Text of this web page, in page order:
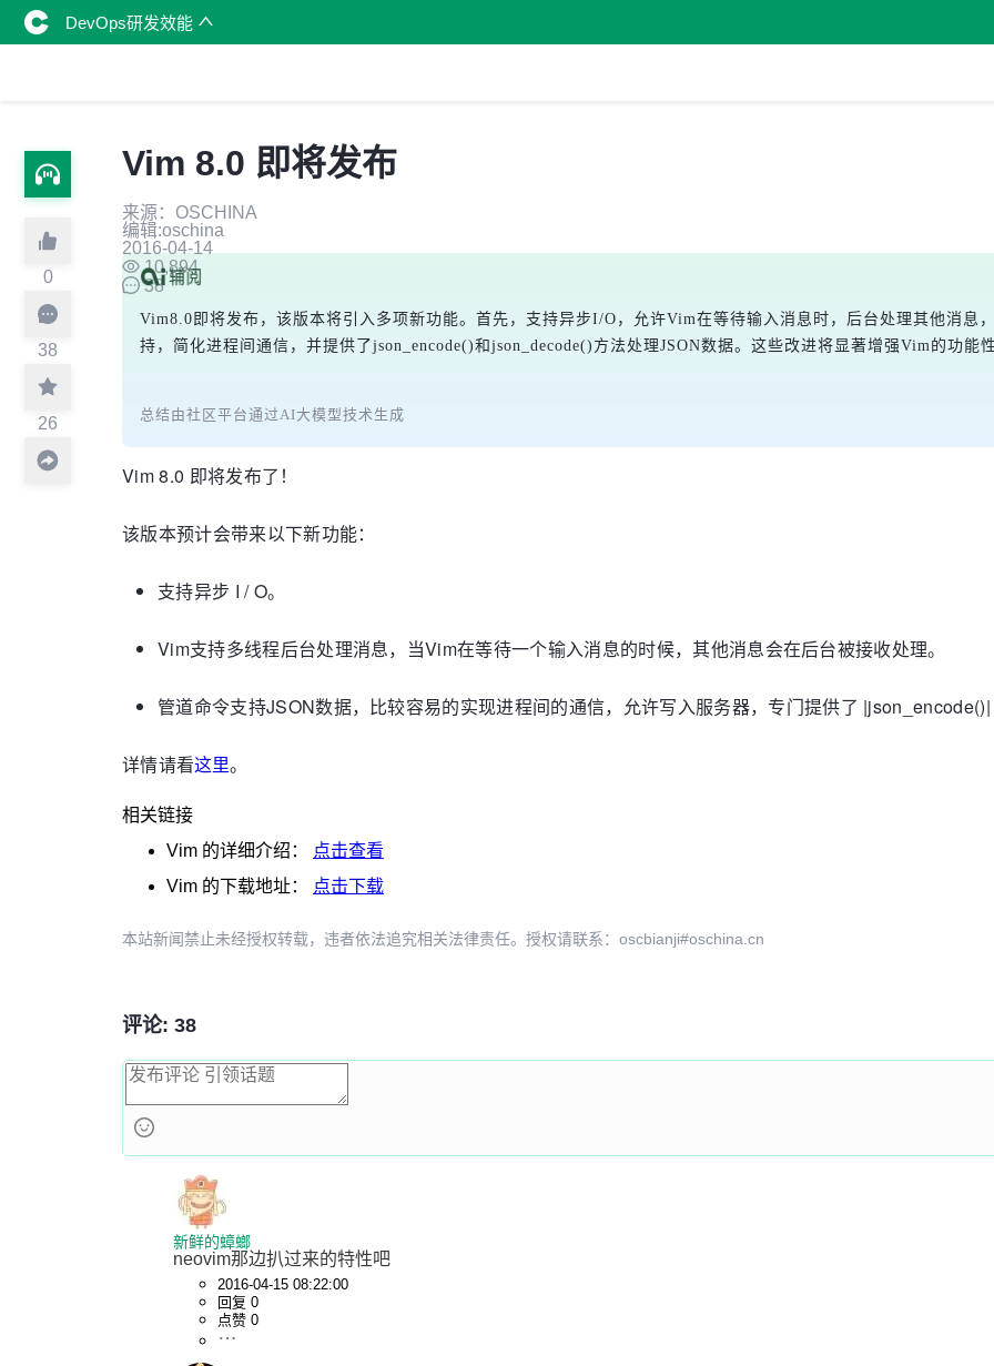
DevOps研发效能
0
38
26
Vim 8.0 即将发布
来源：OSCHINA
编辑:oschina
2016-04-14
10,894
38
Vim8.0即将发布，该版本将引入多项新功能。首先，支持异步I/O，允许Vim在等待输入消息时，后台处理其他消息
持，简化进程间通信，并提供了json_encode()和json_decode()方法处理JSON数据。这些改进将显著增强Vim的功能
总结由社区平台通过AI大模型技术生成
Vim 8.0 即将发布了！
该版本预计会带来以下新功能：
支持异步 I / O。
Vim支持多线程后台处理消息，当Vim在等待一个输入消息的时候，其他消息会在后台被接收处理。
管道命令支持JSON数据， 比较容易的实现进程间的通信， 允许写入服务器，专门提供了
详情请看这里。
相关链接
Vim 的详细介绍：
点击查看
Vim 的下载地址： 点击下载
本站新闻禁止未经授权转载，违者依法追究相关法律责任。授权请联系：oscbianji#oschina.cn
评论: 38
新鲜的蟑螂
neovim那边扒过来的特性吧
2016-04-15 08:22:00
回复 0
点赞 0